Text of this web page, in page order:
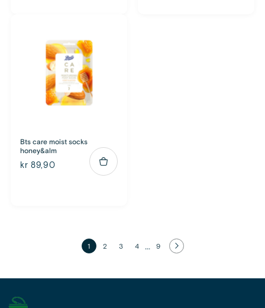
Bts care moist socks
honey&alm
kr 89,90
1 2 3 4 ... 9